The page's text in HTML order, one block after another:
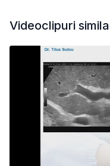
Videoclipuri